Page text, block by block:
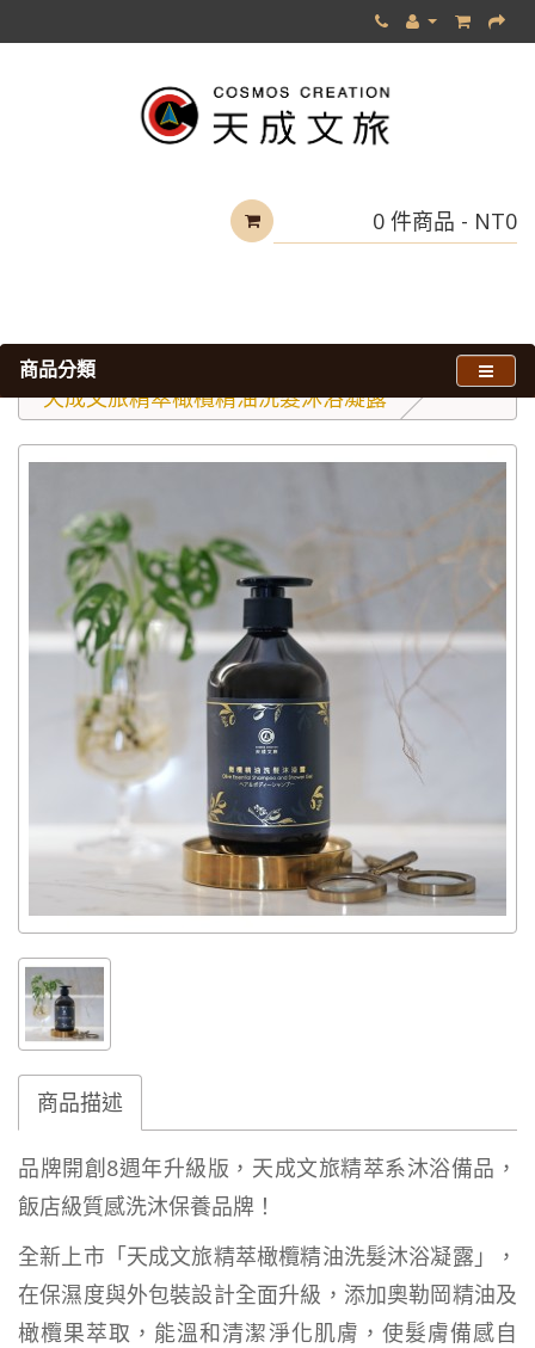
0 件商品 - NT0
商品分類
天成文旅精萃橄欖精油洗髮沐浴凝露
商品描述
品牌開創8週年升級版，天成文旅精萃系沐浴備品，
飯店級質感洗沐保養品牌！
全新上市「天成文旅精萃橄欖精油洗髮沐浴凝露」，
在保濕度與外包裝設計全面升級，添加奧勒岡精油及
橄欖果萃取，能溫和清潔淨化肌膚，使髮膚備感自